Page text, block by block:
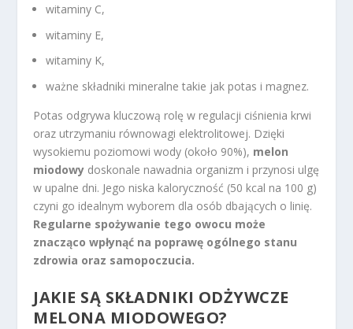
witaminy C,
witaminy E,
witaminy K,
ważne składniki mineralne takie jak potas i magnez.
Potas odgrywa kluczową rolę w regulacji ciśnienia krwi
oraz utrzymaniu równowagi elektrolitowej. Dzięki
wysokiemu poziomowi wody (około 90%), melon
miodowy doskonale nawadnia organizm i przynosi ulgę
w upalne dni. Jego niska kaloryczność (50 kcal na 100 g)
czyni go idealnym wyborem dla osób dbających o linię.
Regularne spożywanie tego owocu może
znacząco wpłynąć na poprawę ogólnego stanu
zdrowia oraz samopoczucia.
JAKIE SĄ SKŁADNIKI ODŻYWCZE
MELONA MIODOWEGO?